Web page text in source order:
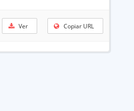
Ver Copiar URL